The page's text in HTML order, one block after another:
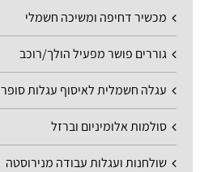
מכשיר דחיפה ומשיכה חשמלי
גוררים פושר מפעיל הולך/רוכב
עגלה חשמלית לאיסוף עגלות סופר
סולמות אלומיניום וברזל
שולחנות ועגלות עבודה מנירוסטה